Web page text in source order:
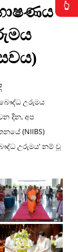
උරුමය
දින, අප
(NIIBS)
උරුමය’ නම් වූ